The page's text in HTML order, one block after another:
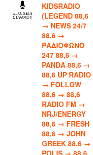
ΣΤΟΙΧΕΙΑ
ΣΤΑΘΜΟΥ
KIDSRADIO
(LEGEND 88,6
→ NEWS 24/7
88,6 →
ΡΑΔΙΟΦΩΝΟ
247 88,6 →
PANDA 88,6 →
88,6 UP RADIO
→ FOLLOW
88,6 → 88,6
RADIO FM →
NRJ/ENERGY
88,6 → FRESH
88,6 → JOHN
GREEK 88,6 →
POLIS → 88,6